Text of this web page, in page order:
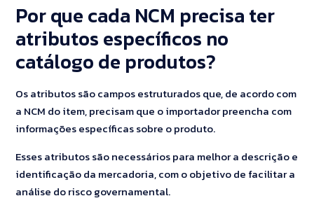
Por que cada NCM precisa ter
atributos específicos no
catálogo de produtos?
Os atributos são campos estruturados que, de acordo com
a NCM do item, precisam que o importador preencha com
informações específicas sobre o produto.
Esses atributos são necessários para melhor a descrição e
identificação da mercadoria, com o objetivo de facilitar a
análise do risco governamental.